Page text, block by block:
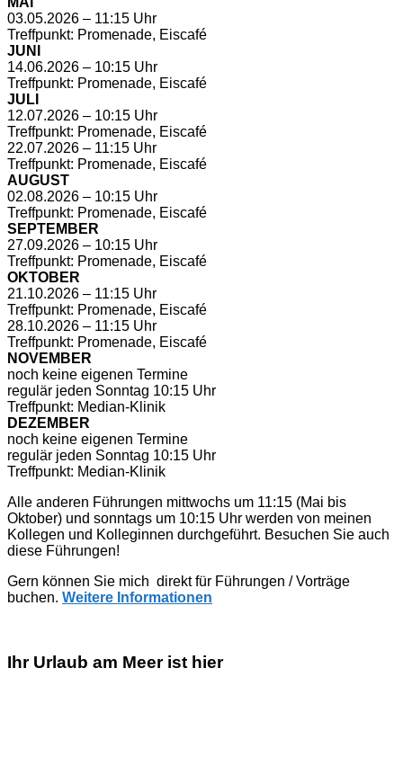
03.05.2026 – 11:15 Uhr
Treffpunkt: Promenade, Eiscafé
JUNI
14.06.2026 – 10:15 Uhr
Treffpunkt: Promenade, Eiscafé
JULI
12.07.2026 – 10:15 Uhr
Treffpunkt: Promenade, Eiscafé
22.07.2026 – 11:15 Uhr
Treffpunkt: Promenade, Eiscafé
AUGUST
02.08.2026 – 10:15 Uhr
Treffpunkt: Promenade, Eiscafé
SEPTEMBER
27.09.2026 – 10:15 Uhr
Treffpunkt: Promenade, Eiscafé
OKTOBER
21.10.2026 – 11:15 Uhr
Treffpunkt: Promenade, Eiscafé
28.10.2026 – 11:15 Uhr
Treffpunkt: Promenade, Eiscafé
NOVEMBER
noch keine eigenen Termine
regulär jeden Sonntag 10:15 Uhr
Treffpunkt: Median-Klinik
DEZEMBER
noch keine eigenen Termine
regulär jeden Sonntag 10:15 Uhr
Treffpunkt: Median-Klinik
Alle anderen Führungen mittwochs um 11:15 (Mai bis
Oktober) und sonntags um 10:15 Uhr werden von meinen
Kollegen und Kolleginnen durchgeführt. Besuchen Sie auch
diese Führungen!
Gern können Sie mich direkt für Führungen / Vorträge
buchen. Weitere Informationen
Ihr Urlaub am Meer ist hier